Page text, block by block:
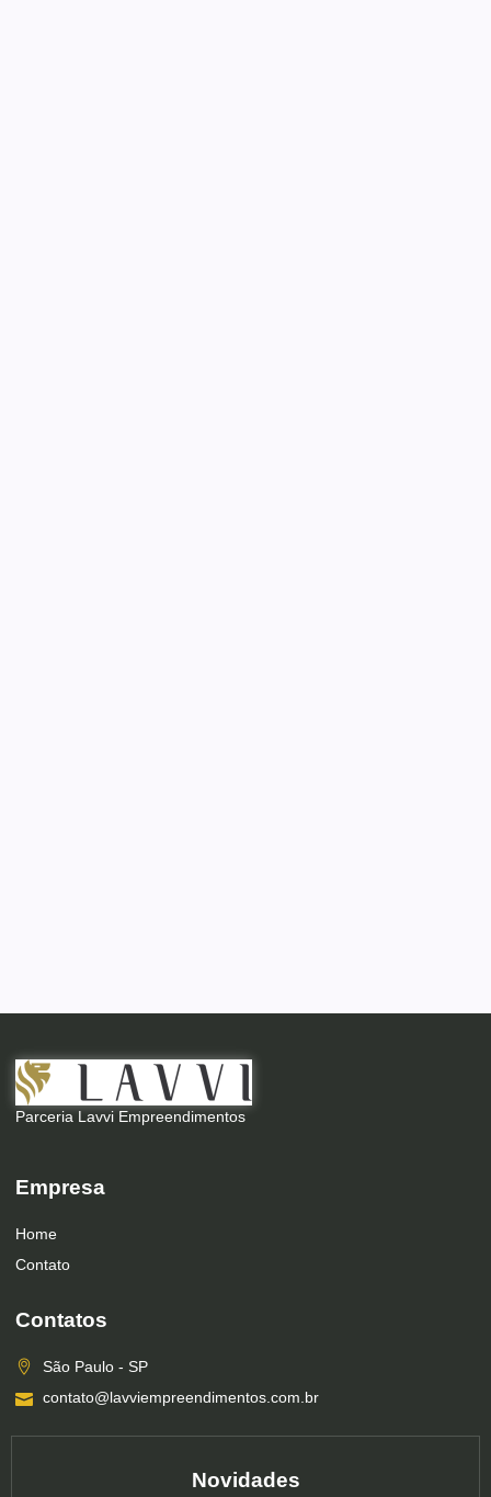
Parceria Lavvi Empreendimentos
Empresa
Home
Contato
Contatos
São Paulo - SP
contato@lavviempreendimentos.com.br
Novidades